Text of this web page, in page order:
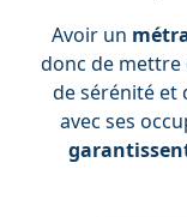
Avoir un
donc de mettre
de sérénité et
avec ses